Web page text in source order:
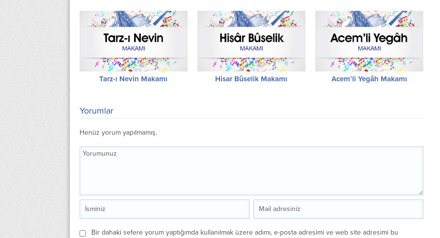
Tarz-ı Nevin Makamı Hisar Bûselik Makamı Acem’li Yegâh Makamı
Yorumlar
Henüz yorum yapılmamış.
Bir dahaki sefere yorum yaptığımda kullanılmak üzere adımı, e-posta adresimi ve web site adresimi bu